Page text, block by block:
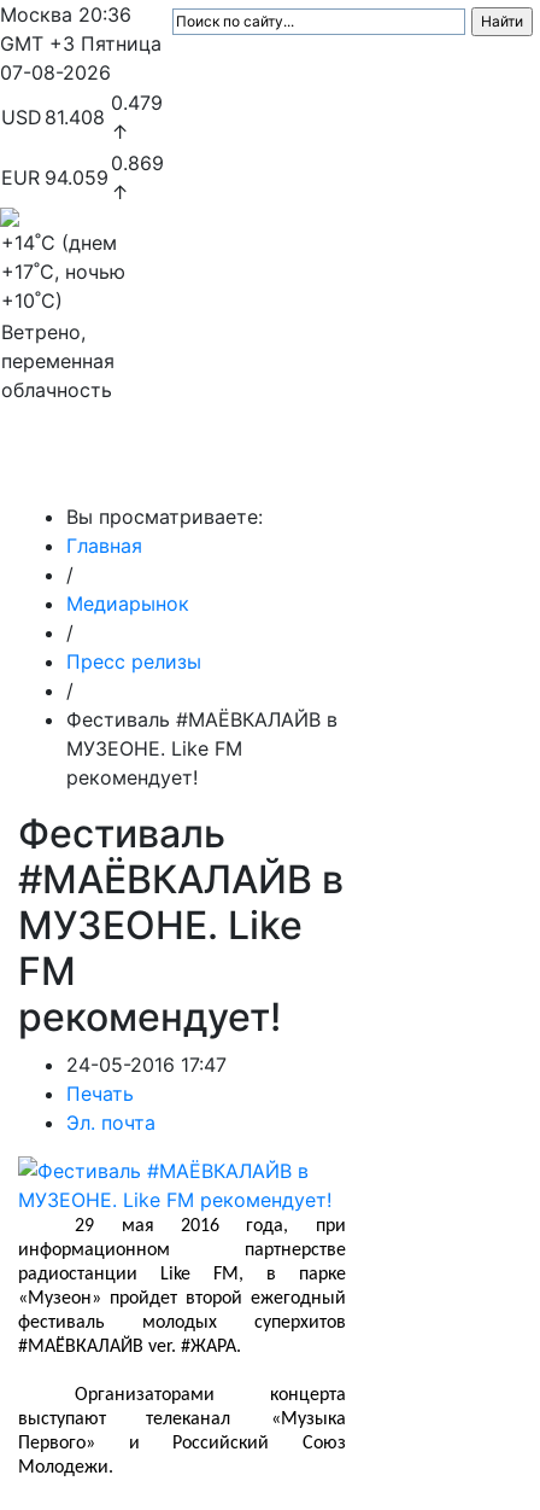
Москва 20:36
GMT +3 Пятница
07-08-2026
USD 81.408
0.479
↑
EUR 94.059
0.869
↑
+14˚C (днем
+17˚C, ночью
+10˚C)
Ветрено,
переменная
облачность
Вы просматриваете:
Главная
/
Медиарынок
/
Пресс релизы
/
Фестиваль #МАЁВКАЛАЙВ в
МУЗЕОНЕ. Like FM
рекомендует!
Фестиваль
#МАЁВКАЛАЙВ в
МУЗЕОНЕ. Like
FM
рекомендует!
24-05-2016 17:47
Печать
Эл. почта
29 мая 2016 года, при
информационном партнерстве
радиостанции Like FM, в парке
«Музеон» пройдет второй ежегодный
фестиваль молодых суперхитов
#МАЁВКАЛАЙВ ver. #ЖАРА.
Организаторами концерта
выступают телеканал «Музыка
Первого» и Российский Союз
Молодежи.